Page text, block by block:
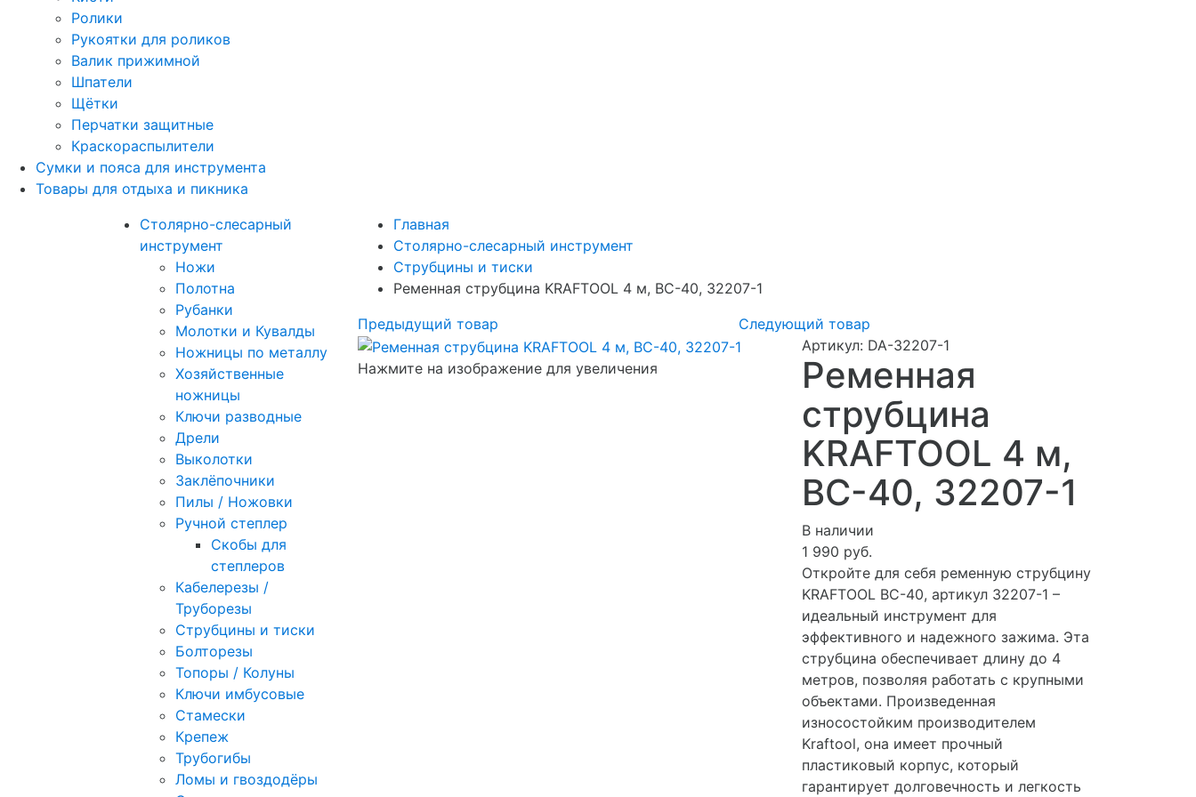
Ролики
Рукоятки для роликов
Валик прижимной
Шпатели
Щётки
Перчатки защитные
Краскораспылители
Сумки и пояса для инструмента
Товары для отдыха и пикника
Столярно-слесарный
инструмент
Ножи
Полотна
Рубанки
Молотки и Кувалды
Ножницы по металлу
Хозяйственные
ножницы
Ключи разводные
Дрели
Выколотки
Заклёпочники
Пилы / Ножовки
Ручной степлер
Скобы для
степлеров
Кабелерезы /
Труборезы
Струбцины и тиски
Болторезы
Топоры / Колуны
Ключи имбусовые
Стамески
Крепеж
Трубогибы
Ломы и гвоздодёры
Главная
Столярно-слесарный инструмент
Струбцины и тиски
Ременная струбцина KRAFTOOL 4 м, BC-40, 32207-1
Предыдущий товар
Следующий товар
Нажмите на изображение для увеличения
Артикул: DA-32207-1
Ременная
струбцина
KRAFTOOL 4 м,
BC-40, 32207-1
В наличии
1 990 руб.
Откройте для себя ременную струбцину
KRAFTOOL BC-40, артикул 32207-1 –
идеальный инструмент для
эффективного и надежного зажима. Эта
струбцина обеспечивает длину до 4
метров, позволяя работать с крупными
объектами. Произведенная
износостойким производителем
Kraftool, она имеет прочный
пластиковый корпус, который
гарантирует долговечность и легкость